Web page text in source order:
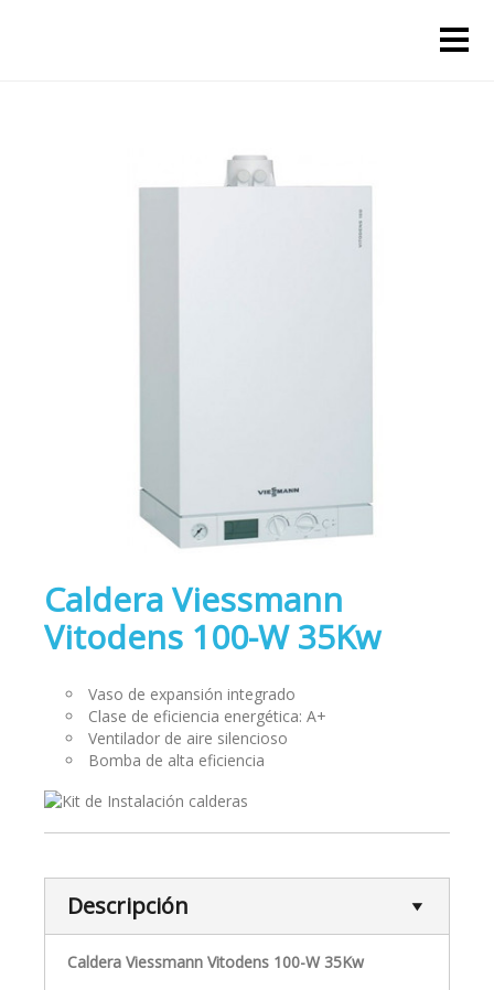
Caldera Viessmann
Vitodens 100-W 35Kw
Vaso de expansión integrado
Clase de eficiencia energética: A+
Ventilador de aire silencioso
Bomba de alta eficiencia
Descripción
Caldera Viessmann Vitodens 100-W 35Kw